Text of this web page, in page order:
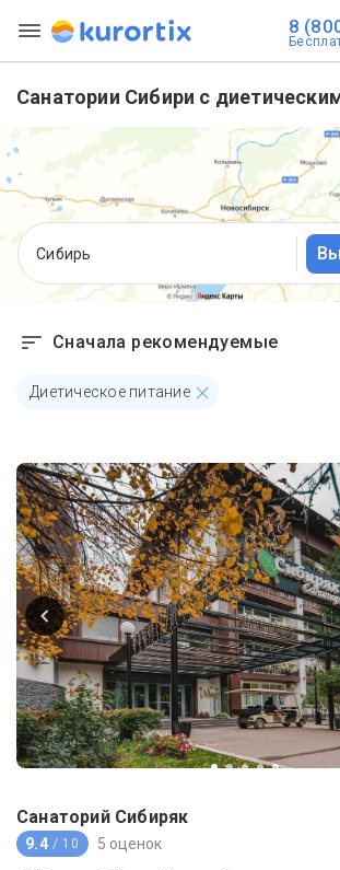
8
Санатории Сибири с
Сибирь
Сначала рекомендуемые
Диетическое питание
Санаторий Сибиряк
9.4 / 10 5 оценок